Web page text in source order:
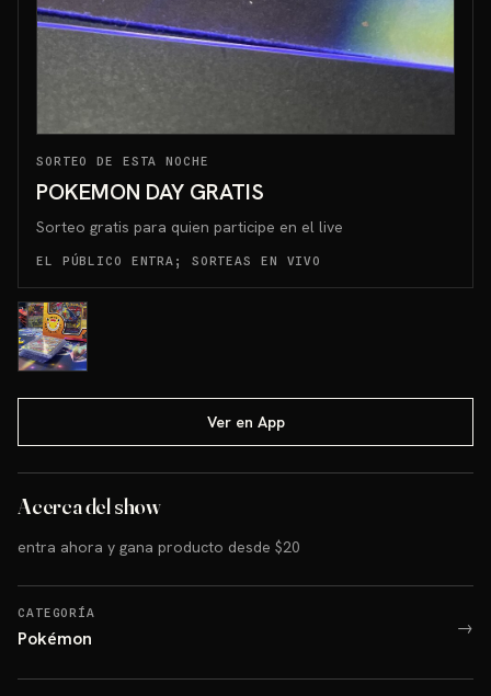
SORTEO DE ESTA NOCHE
POKEMON DAY GRATIS
Sorteo gratis para quien participe en el live
EL PÚBLICO ENTRA; SORTEAS EN VIVO
Ver en App
Acerca del show
entra ahora y gana producto desde $20
CATEGORÍA
Pokémon →